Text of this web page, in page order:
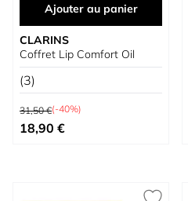
Ajouter au panier
CLARINS
Coffret Lip Comfort Oil
(3)
Prix normal
31,50 €(-40%)
Prix spécial
18,90 €